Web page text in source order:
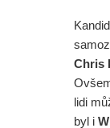
Chris
lidi
byl i